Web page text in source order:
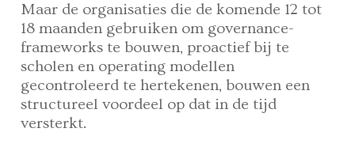
Maar de organisaties die de komende 12 tot
18 maanden gebruiken om governance-
frameworks te bouwen, proactief bij te
scholen en operating modellen
gecontroleerd te hertekenen, bouwen een
structureel voordeel op dat in de tijd
versterkt.